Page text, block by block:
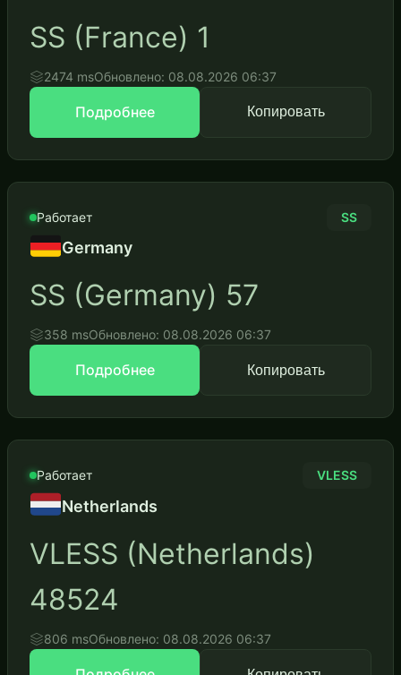
SS (France) 1
2474 msОбновлено: 08.08.2026 06:37
Подробнее Копировать
Работает SS
Germany
SS (Germany) 57
358 msОбновлено: 08.08.2026 06:37
Подробнее Копировать
Работает VLESS
Netherlands
VLESS (Netherlands)
48524
806 msОбновлено: 08.08.2026 06:37